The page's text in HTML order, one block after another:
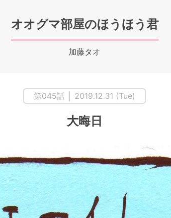
オオグマ部屋のほうほう君
加藤タオ
第045話 │ 2019.12.31 (Tue)
大晦日